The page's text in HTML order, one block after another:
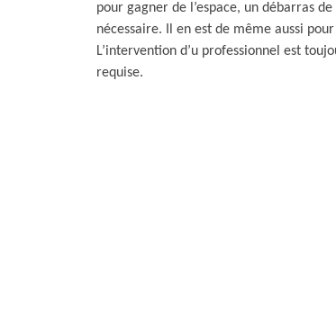
pour gagner de l’espace, un débarras
nécessaire. Il en est de même aussi
L’intervention d’u professionnel est
requise.